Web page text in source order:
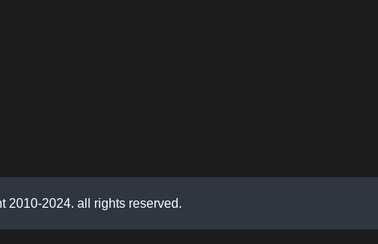
2010-2024. all rights reserved.